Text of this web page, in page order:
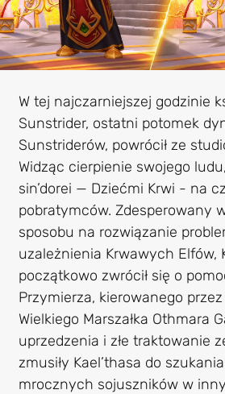
W tej najczarniejszej godzinie
Sunstrider, ostatni potomek
Sunstriderów, powrócił ze
Widząc cierpienie swojego ludu,
sin’dorei — Dziećmi Krwi - na
pobratymców. Zdesperowany
sposobu na rozwiązanie
uzależnienia Krwawych Elfów,
początkowo zwrócił się o
Przymierza, kierowanego przez
Wielkiego Marszałka Othmara
uprzedzenia i złe traktowanie
zmusiły Kael’thasa do
mrocznych sojuszników w